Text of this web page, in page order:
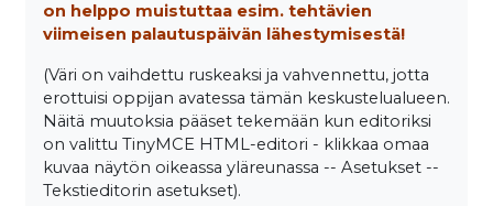
on helppo muistuttaa esim. tehtävien
viimeisen palautuspäivän lähestymisestä!
(Väri on vaihdettu ruskeaksi ja vahvennettu, jotta
erottuisi oppijan avatessa tämän keskustelualueen.
Näitä muutoksia pääset tekemään kun editoriksi
on valittu TinyMCE HTML-editori - klikkaa omaa
kuvaa näytön oikeassa yläreunassa -- Asetukset --
Tekstieditorin asetukset).